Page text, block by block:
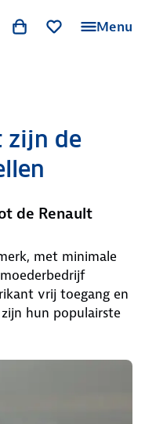
Menu
zijn de
de Renault
met minimale
vrij toegang en
hun populairste